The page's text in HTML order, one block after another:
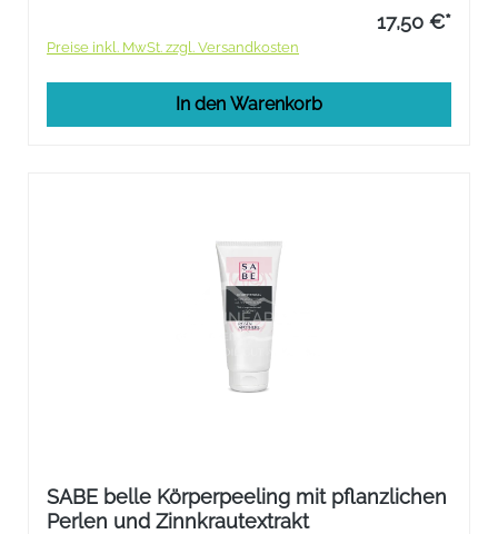
17,50 €*
Preise inkl. MwSt. zzgl. Versandkosten
In den Warenkorb
SABE belle Körperpeeling mit pflanzlichen
Perlen und Zinnkrautextrakt